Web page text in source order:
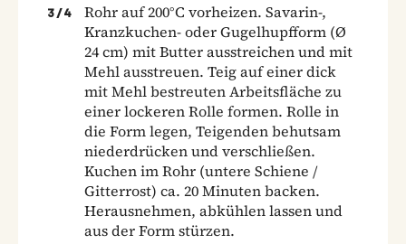
3 /4
Rohr auf 200°C vorheizen. Savarin-,
Kranzkuchen- oder Gugelhupfform (Ø
24 cm) mit Butter ausstreichen und mit
Mehl ausstreuen. Teig auf einer dick
mit Mehl bestreuten Arbeitsfläche zu
einer lockeren Rolle formen. Rolle in
die Form legen, Teigenden behutsam
niederdrücken und verschließen.
Kuchen im Rohr (untere Schiene /
Gitterrost) ca. 20 Minuten backen.
Herausnehmen, abkühlen lassen und
aus der Form stürzen.